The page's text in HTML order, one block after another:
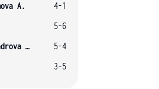
A.
4-1
5-6
Alexandrova E.
5-4
3-5